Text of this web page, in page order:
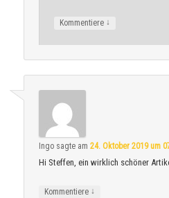
Kommentiere ↓
Ingo sagte am24. Oktober 2019 um
Hi Steffen, ein wirklich schöner
Kommentiere ↓